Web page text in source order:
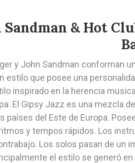
Sandman & Hot
y John Sandman conforman
estilo que posee una
inspirado en la herencia
El Gipsy Jazz es una mezcla
países del Este de Europa.
y tempos rápidos. Los
Los solos pasan de un
el estilo se generó